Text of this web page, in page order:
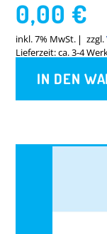
0,00 €
inkl. 7% MwSt. zzgl.
Lieferzeit: ca. 3-4
IN DEN